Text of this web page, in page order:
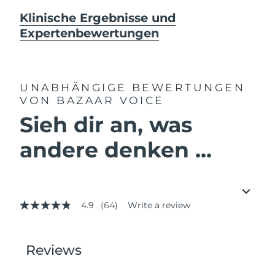
Klinische Ergebnisse und
Expertenbewertungen
UNABHÄNGIGE BEWERTUNGEN
VON BAZAAR VOICE
Sieh dir an, was
andere denken ...
4.9
stars,
4.9 (64) Write a review